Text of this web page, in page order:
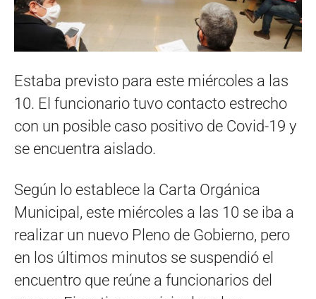
Estaba previsto para este miércoles a las
10. El funcionario tuvo contacto estrecho
con un posible caso positivo de Covid-19 y
se encuentra aislado.
Según lo establece la Carta Orgánica
Municipal, este miércoles a las 10 se iba a
realizar un nuevo Pleno de Gobierno, pero
en los últimos minutos se suspendió el
encuentro que reúne a funcionarios del